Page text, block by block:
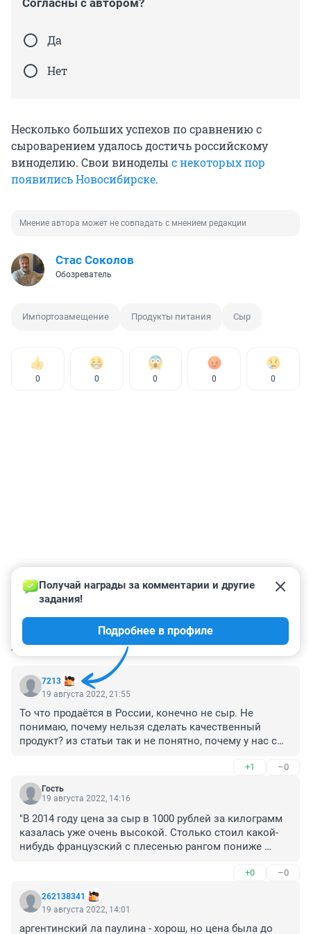
Согласны с автором?
Да
Нет
Несколько больших успехов по сравнению с
сыроварением удалось достичь российскому
виноделию. Свои виноделы с некоторых пор
появились Новосибирске.
Мнение автора может не совпадать с мнением редакции
Стас Соколов
Обозреватель
Импортозамещение Продукты питания Сыр
0 0 0 0 0
КОММЕНТАРИИ 50
7213
Получай награды за комментарии и другие
задания!
Подробнее в профиле
19 августа 2022, 21:55
То что продаётся в России, конечно не сыр. Не
понимаю, почему нельзя сделать качественный
продукт? из статьи так и не понятно, почему у нас сыр
много, травы. У нас этого молока и сыра должно
быть ешь- не хочу.
+1 –0
Гость
19 августа 2022, 14:16
"В 2014 году цена за сыр в 1000 рублей за килограмм
казалась уже очень высокой. Столько стоил какой-
нибудь французский с плесенью рангом пониже
сомнения. В 2014 Рокфор в РФ продавали в пределах
4,5 т. р. За 1 т. р. приличных сыров " рангом пониже"
просто не знаю. Grana Padano тоже никогда ниже 2-2,5
т. р. не был.
+0 –0
262138341
19 августа 2022, 14:01
аргентинский ла паулина - хорош, но цена была до